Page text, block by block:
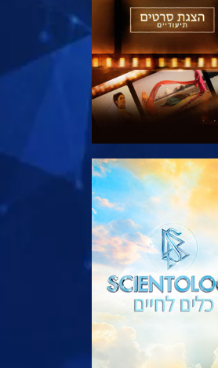
בדוק את הסדרה